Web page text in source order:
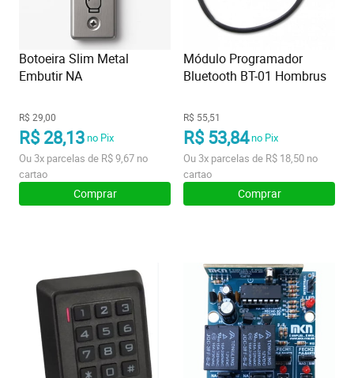
Botoeira Slim Metal
Embutir NA
R$ 29,00
R$ 28,13no Pix
Ou3x parcelas de R$ 9,67 no
cartao
Comprar
Módulo Programador
Bluetooth BT-01 Hombrus
R$ 55,51
R$ 53,84no Pix
Ou3x parcelas de R$ 18,50 no
cartao
Comprar